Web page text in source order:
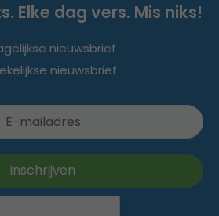
Elke dag vers. Mis niks!
nieuwsbrief
nieuwsbrief